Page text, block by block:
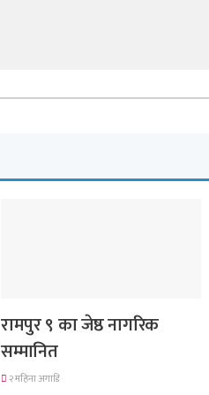
रामपुर ९ का जेष्ठ नागरिक
सम्मानित
२ महिना अगाडि